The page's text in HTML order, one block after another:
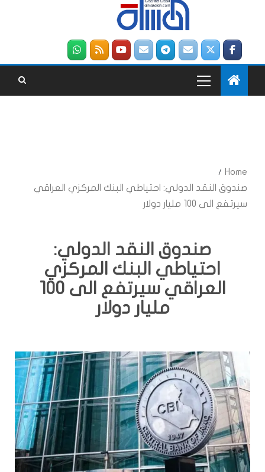
Home
صندوق النقد الدولي: احتياطي البنك المركزي العراقي
سيرتفع الى 100 مليار دولار
صندوق النقد الدولي:
احتياطي البنك المركزي
العراقي سيرتفع الى 100
مليار دولار